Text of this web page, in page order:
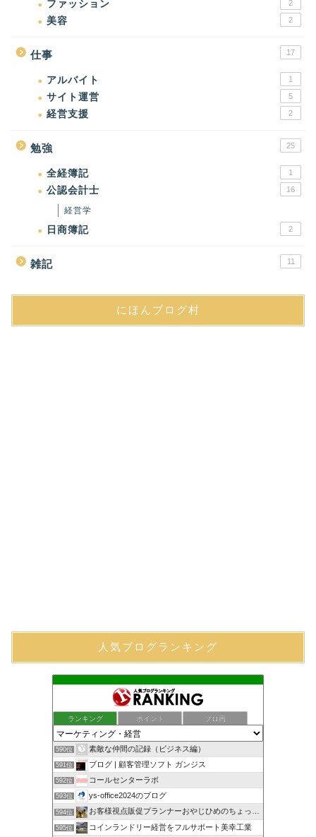
ファッション 2
美容 2
仕事 17
アルバイト 1
サイト運営 5
経営支援 2
勉強 25
全経簿記 1
公認会計士 16
経営学
日商簿記 2
雑記 11
にほんブログ村
人気ブログランキング
ランキング ポイント ブロ画
590位 素敵な仲間の記録（ビジネス編）
591位 ブログ | 顧客管理ソフト ガンジス
592位 コールセンターラボ
593位 ys-office2024のブログ
594位 お客様視点販促プランナーおやじひめのちょっとタメになる話
595位 コインランドリー経営をフルサポート美幸工業